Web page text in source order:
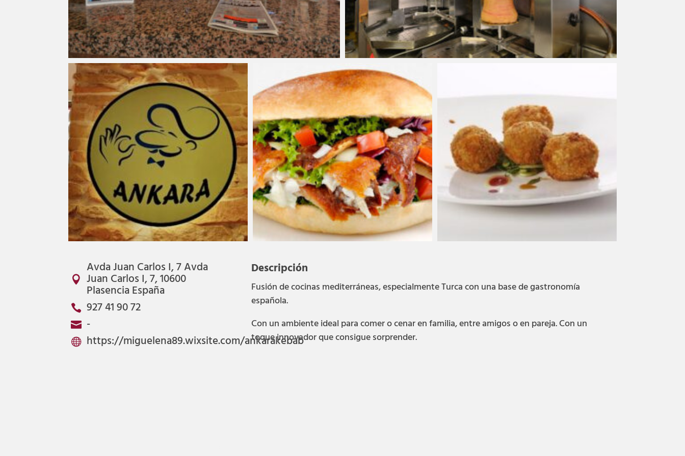

Avda Juan Carlos I, 7 Avda
Juan Carlos I, 7, 10600
Plasencia España
 927 41 90 72
 -
 https://miguelena89.wixsite.com/ankarakebab
Descripción
Fusión de cocinas mediterráneas, especialmente Turca con una base de gastronomía
española.
Con un ambiente ideal para comer o cenar en familia, entre amigos o en pareja. Con un
toque innovador que consigue sorprender.